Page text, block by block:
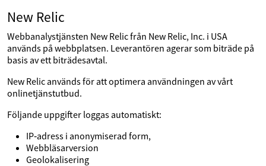
New Relic
Webbanalystjänsten New Relic från New Relic, Inc. i USA
används på webbplatsen. Leverantören agerar som biträde på
basis av ett biträdesavtal.
New Relic används för att optimera användningen av vårt
onlinetjänstutbud.
Följande uppgifter loggas automatiskt:
IP‑adress i anonymiserad form,
Webbläsarversion
Geolokalisering